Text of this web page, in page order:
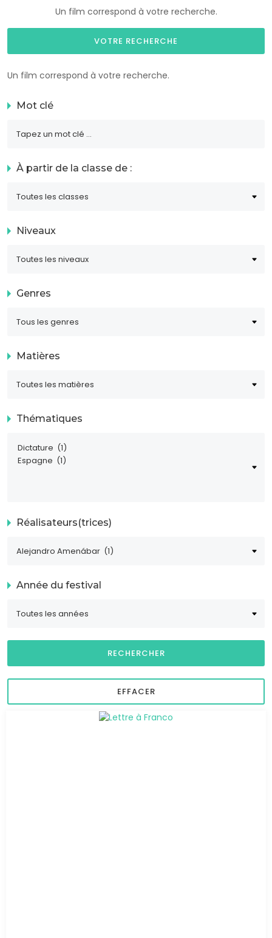
Un film correspond à votre recherche.
VOTRE RECHERCHE
Un film correspond à votre recherche.
Mot clé
À partir de la classe de :
Niveaux
Genres
Matières
Thématiques
Réalisateurs(trices)
Année du festival